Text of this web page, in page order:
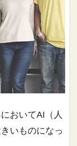
おいてAI（人
いものになっ